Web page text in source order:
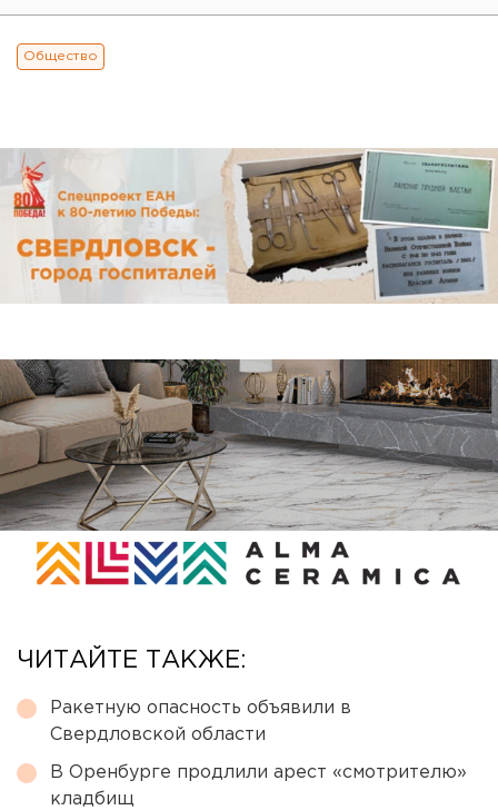
Общество
ЧИТАЙТЕ ТАКЖЕ:
Ракетную опасность объявили в
Свердловской области
В Оренбурге продлили арест «смотрителю»
кладбищ